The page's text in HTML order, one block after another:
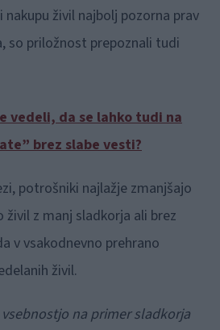
živil najbolj pozorna prav
so priložnost prepoznali tudi
vedeli, da se lahko tudi na
brez slabe vesti?
potrošniki najlažje zmanjšajo
živil z manj sladkorja ali brez
v vsakodnevno prehrano
živil.
na primer sladkorja